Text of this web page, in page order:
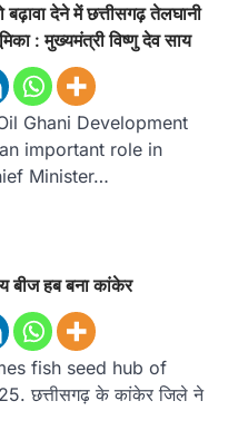
देने में छत्तीसगढ़ तेलघानी
: मुख्यमंत्री विष्णु देव साय
Ghani Development
important role in
Minister…
बीज हब बना कांकेर
fish seed hub of
छत्तीसगढ़ के कांकेर जिले ने